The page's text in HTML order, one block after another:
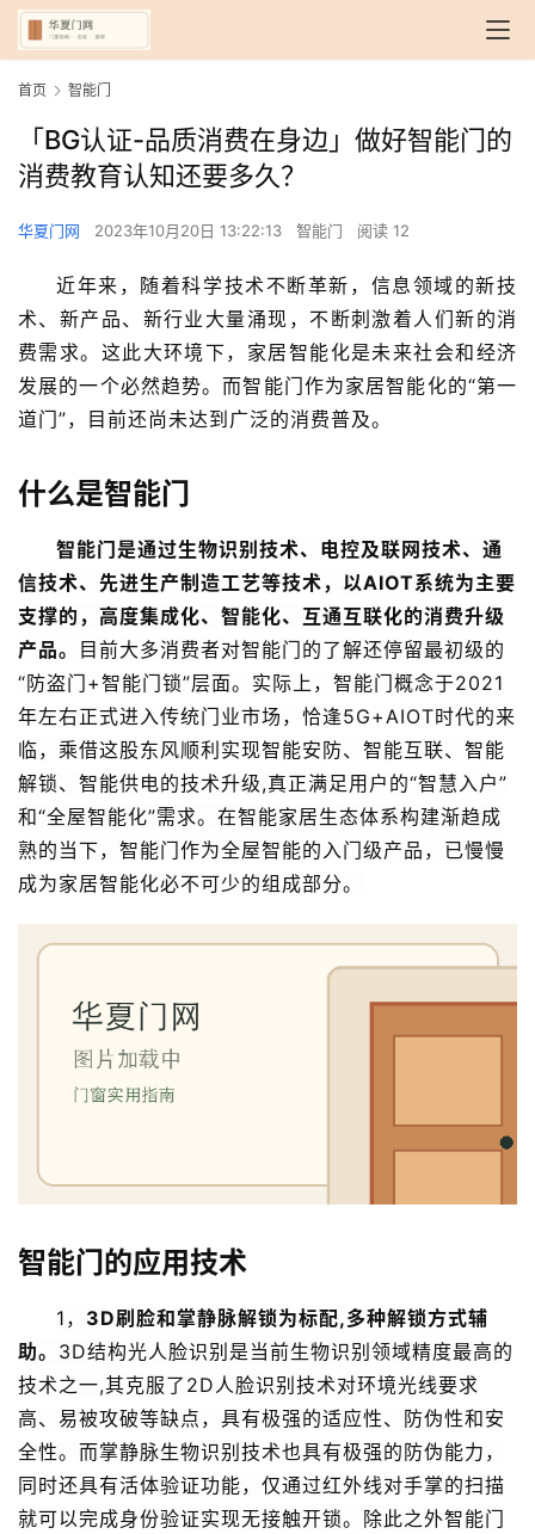
首页 智能门
「BG认证-品质消费在身边」做好智能门的
消费教育认知还要多久？
华夏门网 2023年10月20日 13:22:13 智能门 阅读 12
近年来，随着科学技术不断革新，信息领域的新技
术、新产品、新行业大量涌现，不断刺激着人们新的消
费需求。这此大环境下，家居智能化是未来社会和经济
发展的一个必然趋势。而智能门作为家居智能化的“第一
道门”，目前还尚未达到广泛的消费普及。
什么是智能门
智能门是通过生物识别技术、电控及联网技术、通
信技术、先进生产制造工艺等技术，以AIOT系统为主要
支撑的，高度集成化、智能化、互通互联化的消费升级
产品。
目前大多消费者对智能门的了解还停留最初级的
“防盗门+智能门锁”层面。实际上，智能门概念于2021
年左右正式进入传统门业市场，恰逢5G+AIOT时代的来
临，乘借这股东风顺利实现智能安防、智能互联、智能
解锁、智能供电的技术升级,真正满足用户的“智慧入户”
和“全屋智能化”需求。在智能家居生态体系构建渐趋成
熟的当下，智能门作为全屋智能的入门级产品，已慢慢
成为家居智能化必不可少的组成部分。
智能门的应用技术
1， 3D刷脸和掌静脉解锁为标配,多种解锁方式辅
助。 3D结构光人脸识别是当前生物识别领域精度最高的
技术之一,其克服了2D人脸识别技术对环境光线要求
高、易被攻破等缺点，具有极强的适应性、防伪性和安
全性。而掌静脉生物识别技术也具有极强的防伪能力，
同时还具有活体验证功能，仅通过红外线对手掌的扫描
就可以完成身份验证实现无接触开锁。除此之外智能门